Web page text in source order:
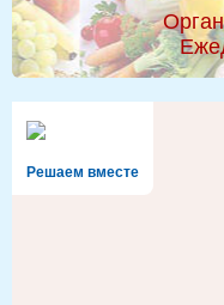
Решаем вместе